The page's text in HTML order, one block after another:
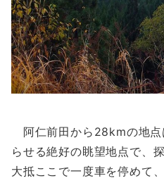
阿仁前田から28kmの地点
らせる絶好の眺望地点で、
大抵ここで一度車を停めて